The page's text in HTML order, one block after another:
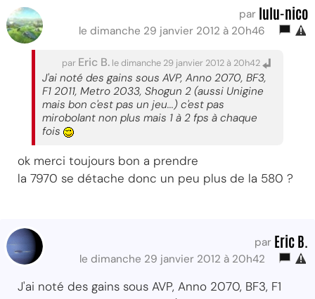
par lulu-nico
le dimanche 29 janvier 2012 à 20h46
par Eric B. le dimanche 29 janvier 2012 à 20h42
J'ai noté des gains sous AVP, Anno 2070, BF3,
F1 2011, Metro 2033, Shogun 2 (aussi Unigine
mais bon c'est pas un jeu...) c'est pas
mirobolant non plus mais 1 à 2 fps à chaque
fois
ok merci toujours bon a prendre
la 7970 se détache donc un peu plus de la 580 ?
par Eric B.
le dimanche 29 janvier 2012 à 20h42
J'ai noté des gains sous AVP, Anno 2070, BF3, F1